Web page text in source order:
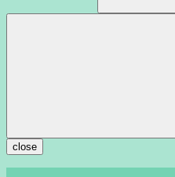
close